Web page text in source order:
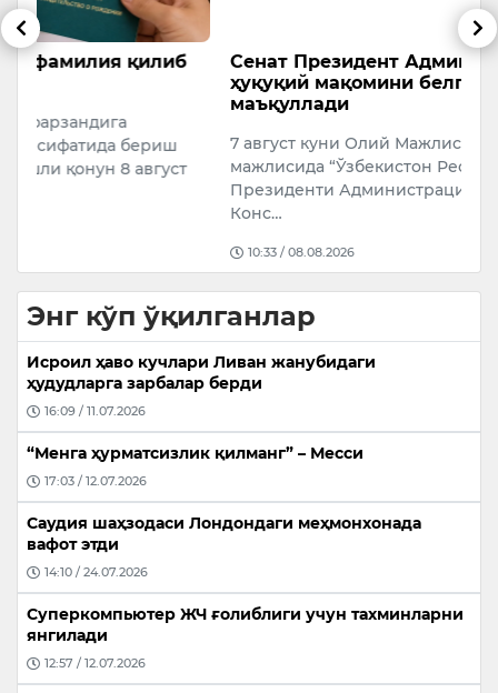
Сенат Президент Администрациясининг
ҳуқуқий мақомини белгиловчи қонунни
7 август куни Олий Мажлис Сенатининг 18-ялпи
мажлисида “Ўзбекистон Республикаси
Президенти Администрацияси тўғрисида”ги
Энг кўп ўқилганлар
Исроил ҳаво кучлари Ливан жанубидаги
ҳудудларга зарбалар берди
16:09 / 11.07.2026
“Менга ҳурматсизлик қилманг” – Месси
17:03 / 12.07.2026
Саудия шаҳзодаси Лондондаги меҳмонхонада
вафот этди
14:10 / 24.07.2026
Суперкомпьютер ЖЧ ғолиблиги учун тахминларни
янгилади
12:57 / 12.07.2026